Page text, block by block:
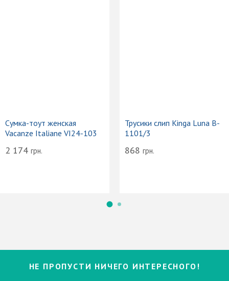
Сумка-тоут женская
Vacanze Italiane VI24-103
2 174 грн.
Трусики слип Kinga Luna B-
1101/3
868 грн.
НЕ ПРОПУСТИ НИЧЕГО ИНТЕРЕСНОГО!